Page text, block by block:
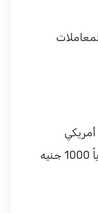
تحتاج خطة البداية الى رسوم ثابتة شهرياً 1000 جنيه